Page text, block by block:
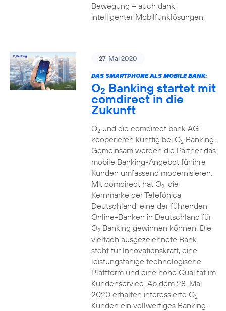
Bewegung – auch dank
intelligenter Mobilfunklösungen.
27. Mai 2020
DAS SMARTPHONE ALS MOBILE BANK:
O2 Banking startet mit
comdirect in die
Zukunft
O2und die comdirect bank AG
kooperieren künftig bei O2Banking.
Gemeinsam werden die Partner das
mobile Banking-Angebot für ihre
Kunden umfassend modernisieren.
Mit comdirect hat O2, die
Kernmarke der Telefónica
Deutschland, eine der führenden
Online-Banken in Deutschland für
O2Banking gewinnen können. Die
vielfach ausgezeichnete Bank
steht für Innovationskraft, eine
leistungsfähige technologische
Plattform und eine hohe Qualität im
Kundenservice. Ab dem 28. Mai
2020 erhalten interessierte O2
Kunden ein vollwertiges Banking-